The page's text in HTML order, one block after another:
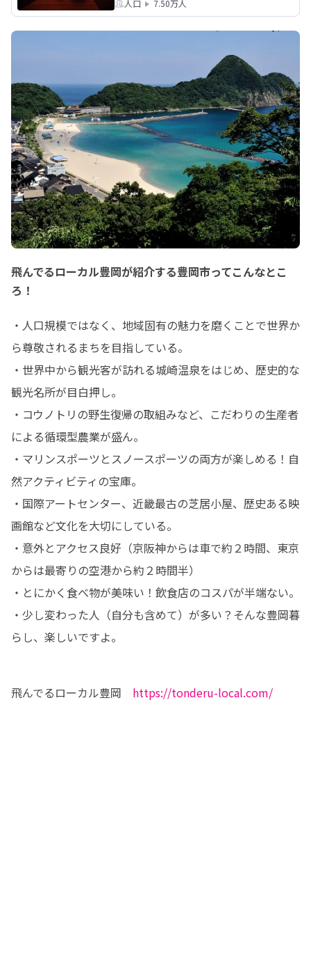
人口 7.50万人
飛んでるローカル豊岡が紹介する豊岡市ってこんなとこ
ろ！
・人口規模ではなく、地域固有の魅力を磨くことで世界か
ら尊敬されるまちを目指している。
・世界中から観光客が訪れる城崎温泉をはじめ、歴史的な
観光名所が目白押し。
・コウノトリの野生復帰の取組みなど、こだわりの生産者
による循環型農業が盛ん。
・マリンスポーツとスノースポーツの両方が楽しめる！自
然アクティビティの宝庫。
・国際アートセンター、近畿最古の芝居小屋、歴史ある映
画館など文化を大切にしている。
・意外とアクセス良好（京阪神からは車で約２時間、東京
からは最寄りの空港から約２時間半）
・とにかく食べ物が美味い！飲食店のコスパが半端ない。
・少し変わった人（自分も含めて）が多い？そんな豊岡暮
らし、楽しいですよ。
飛んでるローカル豊岡 https://tonderu-local.com/